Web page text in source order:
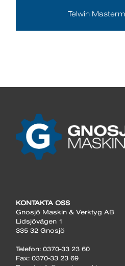
Telwin
KONTAKTA OSS
Gnosjö Maskin & Verktyg AB
Lidsjövägen 1
335 32 Gnosjö
Telefon: 0370-33 23 60
Fax: 0370-33 23 69